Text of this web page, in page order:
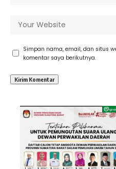
Simpan nama, email, dan situs
komentar saya berikutnya.